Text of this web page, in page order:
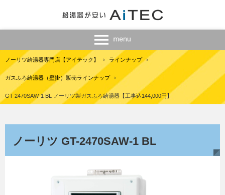
ノーリツ給湯器専門店【アイテック】 › ラインナップ ›
ガスふろ給湯器（壁掛）販売ラインナップ ›
GT-2470SAW-1 BL ノーリツ製ガスふろ給湯器【工事込144,000円】
ノーリツ GT-2470SAW-1 BL